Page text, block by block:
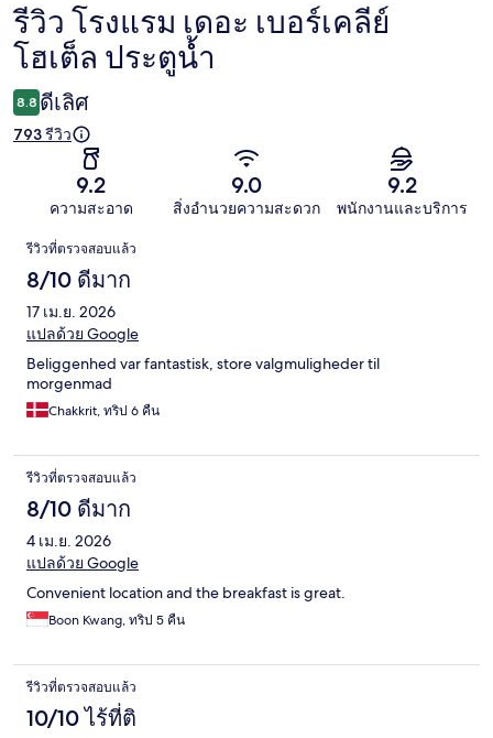
รีวิว
รีวิว โรงแรม เดอะ เบอร์เคลีย์
โฮเต็ล ประตูน้ำ
8.8 ดีเลิศ
793 รีวิว
9.2
ความสะอาด
9.0
สิ่งอำนวยความสะดวก
9.2
พนักงานและบริการ
รีวิว
รีวิวที่ตรวจสอบแล้ว
8/10 ดีมาก
17 เม.ย. 2026
แปลด้วย Google
Beliggenhed var fantastisk, store valgmuligheder til
morgenmad
Chakkrit, ทริป 6 คืน
รีวิวที่ตรวจสอบแล้ว
8/10 ดีมาก
4 เม.ย. 2026
แปลด้วย Google
Convenient location and the breakfast is great.
Boon Kwang, ทริป 5 คืน
รีวิวที่ตรวจสอบแล้ว
10/10 ไร้ที่ติ